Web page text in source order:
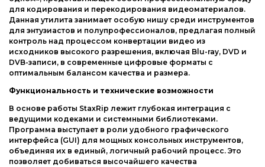
Драйвера
Игры
для кодирования и перекодирования видеоматериалов.
Данная утилита занимает особую нишу среди инструментов
для энтузиастов и полупрофессионалов, предлагая полный
контроль над процессом конвертации видео из
исходников высокого разрешения, включая Blu-ray, DVD и
DVB-записи, в современные цифровые форматы с
оптимальным балансом качества и размера.
Функциональность и технические возможности
В основе работы StaxRip лежит глубокая интеграция с
ведущими кодеками и системными библиотеками.
Программа выступает в роли удобного графического
интерфейса (GUI) для мощных консольных инструментов,
объединяя их в единый, логичный рабочий процесс. Это
позволяет добиваться высочайшего качества